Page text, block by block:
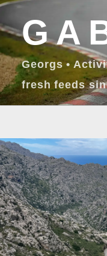
Zum
Inhalt
springen
Georgs •
fresh feeds